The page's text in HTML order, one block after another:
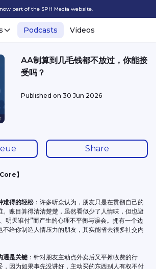
part of the SPH Media website.
Podcasts Videos
AA制算到几毛钱都不放过，你能接
受吗？
Published on 30 Jun 2026
Share
】
难得的轻松 ：许多听众认为，朋友只是在贯彻自己的
。账目算得清清楚楚，虽然看似少了人情味，但也避
明天谁付”而产生的心理不平衡与误会。拥有一个边
不给你制造人情压力的朋友，其实能省去很多社交内
通是关键 ：针对朋友主动点外卖后又平摊收费的行
，因为如果事先没讲好，主动买的东西别人有权不付